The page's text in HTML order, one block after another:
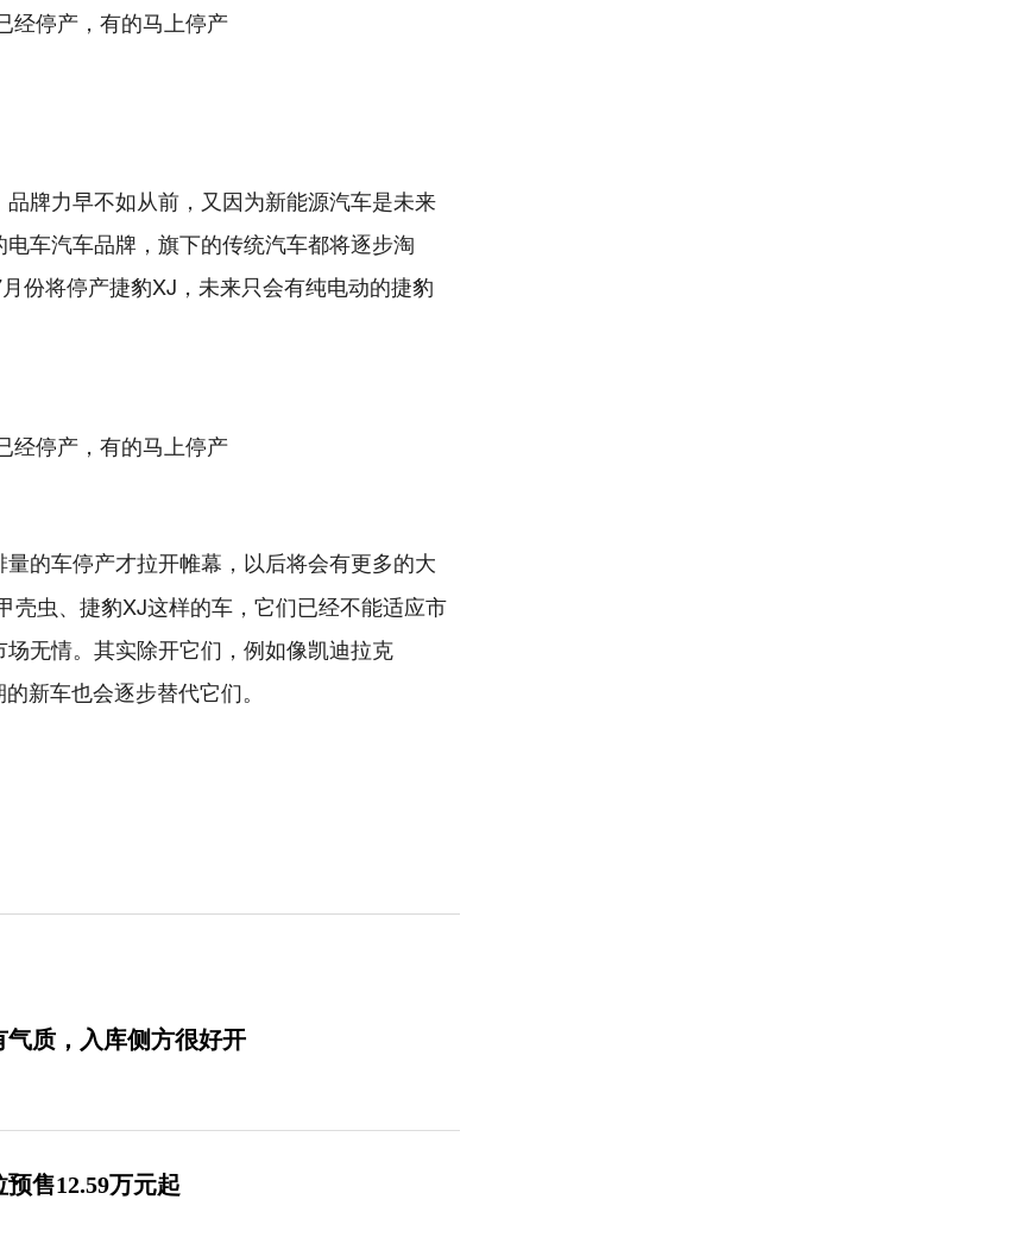
牌力早不如从前，又因为新能源汽车是未来
车汽车品牌，旗下的传统汽车都将逐步淘
份将停产捷豹XJ，未来只会有纯电动的捷豹
的车停产才拉开帷幕，以后将会有更多的大
虫、捷豹XJ这样的车，它们已经不能适应市
无情。其实除开它们，例如像凯迪拉克
新车也会逐步替代它们。
质，入库侧方很好开
售12.59万元起